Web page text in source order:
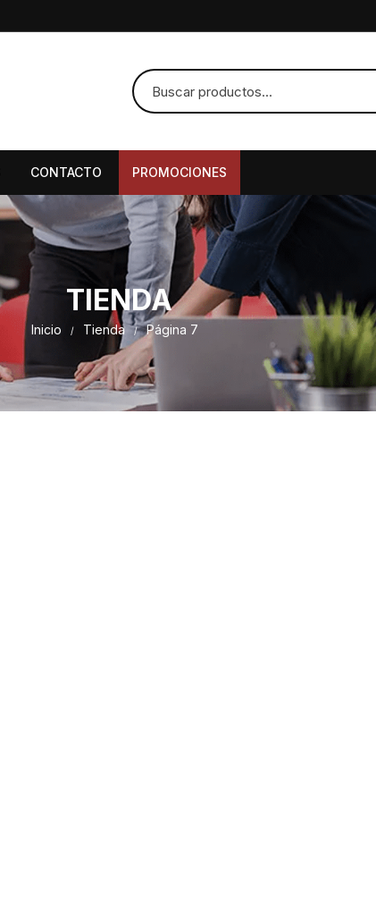
CONTACTO PROMOCIONES
TIENDA
Inicio Tienda Página 7